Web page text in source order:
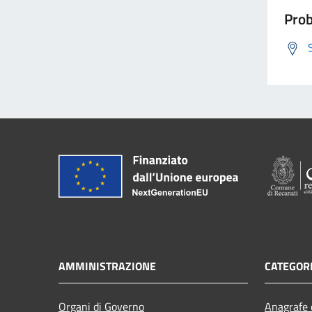
AMMINISTRAZIONE
Organi di Governo